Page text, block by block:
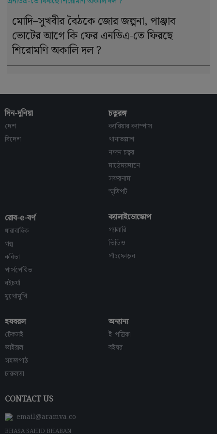
মোদি–সুখবীর বৈঠকে জোর জল্পনা, পাঞ্জাব
ভোটের আগে কি ফের এনডিএ-তে ফিরছে
শিরোমণি অকালি দল ?
দিন-দুনিয়া
দেশ
বিদেশ
চতুরঙ্গ
ক্যারিয়ার ক্যাম্পাস
খানাতল্লাশ
নন্দন চত্বর
মাঠেময়দানে
সফরনামা
স্মৃতিপট
রোব-e-বর্ণ
ধারাবাহিক
গল্প
কবিতা
পার্সপেক্টিভ
বইচর্যা
মুখোমুখি
ক্যালাইডোস্কোপ
গ্যালারি
ভিডিও
পাঁচফোড়ন
হযবরল
টেকসই
ভাইরাল
সহজপাঠ
চারুলতা
অন্যান্য
ই-পত্রিকা
বইঘর
CONTACT US
email@aramva.co
BHASA SAHID BHABAN